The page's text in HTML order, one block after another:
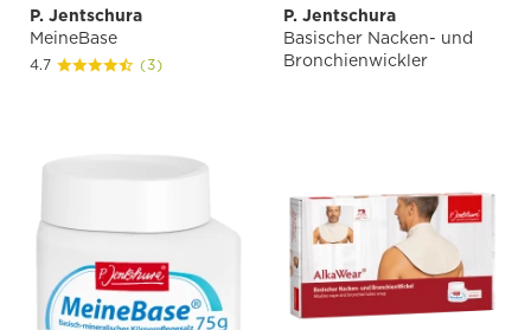
P. Jentschura
MeineBase
4.7 (3)
P. Jentschura
Basischer Nacken- und
Bronchienwickler